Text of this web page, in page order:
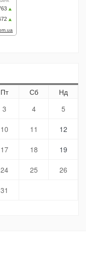
Пт Сб
Нд
3 4 5
10 11 12
17 18 19
24 25 26
31